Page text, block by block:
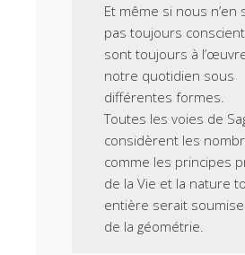
Et même si nous n’en
pas toujours
sont toujours à
notre quotidien sous
différentes formes.
Toutes les voies de
considèrent les
comme les principes
de la Vie et la nature
entière serait
de la géométrie.